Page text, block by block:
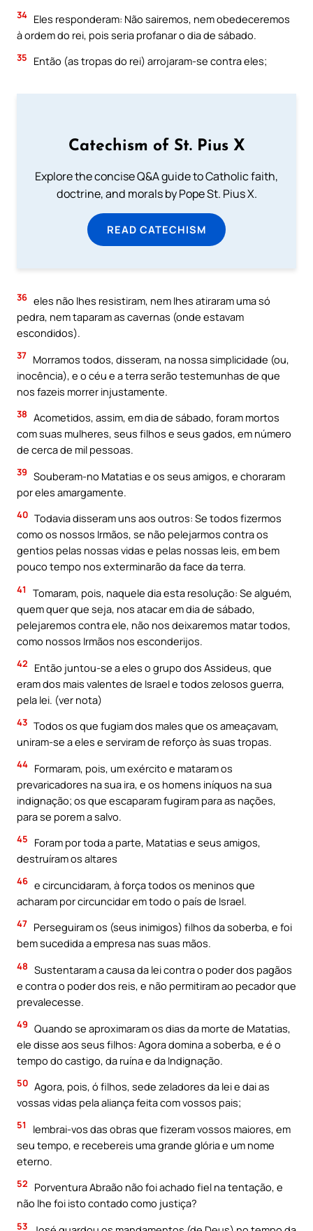
34 Eles responderam: Não sairemos, nem obedeceremos
à ordem do rei, pois seria profanar o dia de sábado.
35 Então (as tropas do rei) arrojaram-se contra eles;
Catechism of St. Pius X
Explore the concise Q&A guide to Catholic faith,
doctrine, and morals by Pope St. Pius X.
READ CATECHISM
36 eles não lhes resistiram, nem lhes atiraram uma só
pedra, nem taparam as cavernas (onde estavam
escondidos).
37 Morramos todos, disseram, na nossa simplicidade (ou,
inocência), e o céu e a terra serão testemunhas de que
nos fazeis morrer injustamente.
38 Acometidos, assim, em dia de sábado, foram mortos
com suas mulheres, seus filhos e seus gados, em número
de cerca de mil pessoas.
39 Souberam-no Matatias e os seus amigos, e choraram
por eles amargamente.
40 Todavia disseram uns aos outros: Se todos fizermos
como os nossos Irmãos, se não pelejarmos contra os
gentios pelas nossas vidas e pelas nossas leis, em bem
pouco tempo nos exterminarão da face da terra.
41
Tomaram, pois, naquele dia esta resolução: Se alguém,
quem quer que seja, nos atacar em dia de sábado,
pelejaremos contra ele, não nos deixaremos matar todos,
como nossos Irmãos nos esconderijos.
42
Então juntou-se a eles o grupo dos Assideus, que
eram dos mais valentes de Israel e todos zelosos guerra,
pela lei. (ver nota)
43 Todos os que fugiam dos males que os ameaçavam,
uniram-se a eles e serviram de reforço às suas tropas.
44 Formaram, pois, um exército e mataram os
prevaricadores na sua ira, e os homens iníquos na sua
indignação; os que escaparam fugiram para as nações,
para se porem a salvo.
45
Foram por toda a parte, Matatias e seus amigos,
destruíram os altares
46 e circuncidaram, à força todos os meninos que
acharam por circuncidar em todo o país de Israel.
47 Perseguiram os (seus inimigos) filhos da soberba, e foi
bem sucedida a empresa nas suas mãos.
48 Sustentaram a causa da lei contra o poder dos pagãos
e contra o poder dos reis, e não permitiram ao pecador que
prevalecesse.
49 Quando se aproximaram os dias da morte de Matatias,
ele disse aos seus filhos: Agora domina a soberba, e é o
tempo do castigo, da ruína e da Indignação.
50 Agora, pois, ó filhos, sede zeladores da lei e dai as
vossas vidas pela aliança feita com vossos pais;
51
lembrai-vos das obras que fizeram vossos maiores, em
seu tempo, e recebereis uma grande glória e um nome
eterno.
52
Porventura Abraão não foi achado fiel na tentação, e
não lhe foi isto contado como justiça?
53